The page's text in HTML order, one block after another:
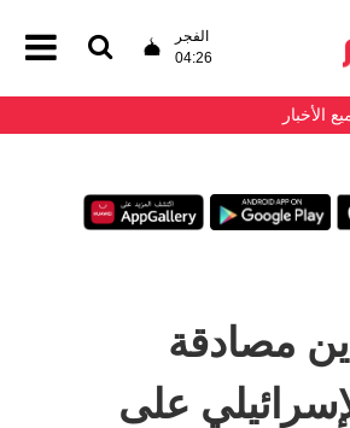
الفجر
04:26
الأخبار
مصادقة
على